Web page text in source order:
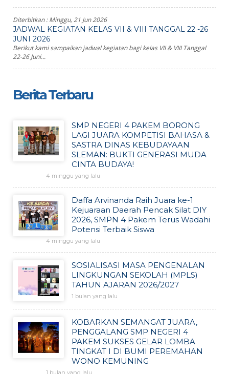
Diterbitkan :Minggu, 21 Jun 2026
JADWAL KEGIATAN KELAS VII & VIII TANGGAL 22 -26
JUNI 2026
Berikut kami sampaikan jadwal kegiatan bagi kelas VII & VIII Tanggal
22-26 Juni...
Berita Terbaru
SMP NEGERI 4 PAKEM BORONG
LAGI JUARA KOMPETISI BAHASA &
SASTRA DINAS KEBUDAYAAN
SLEMAN: BUKTI GENERASI MUDA
CINTA BUDAYA!
4 minggu yang lalu
Daffa Arvinanda Raih Juara ke-1
Kejuaraan Daerah Pencak Silat DIY
2026, SMPN 4 Pakem Terus Wadahi
Potensi Terbaik Siswa
4 minggu yang lalu
SOSIALISASI MASA PENGENALAN
LINGKUNGAN SEKOLAH (MPLS)
TAHUN AJARAN 2026/2027
1 bulan yang lalu
KOBARKAN SEMANGAT JUARA,
PENGGALANG SMP NEGERI 4
PAKEM SUKSES GELAR LOMBA
TINGKAT I DI BUMI PEREMAHAN
WONO KEMUNING
1 bulan yang lalu